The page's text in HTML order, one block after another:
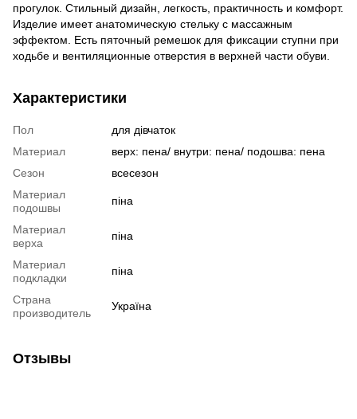
прогулок. Стильный дизайн, легкость, практичность и комфорт.
Изделие имеет анатомическую стельку с массажным
эффектом. Есть пяточный ремешок для фиксации ступни при
ходьбе и вентиляционные отверстия в верхней части обуви.
Характеристики
Пол
для дівчаток
Материал
верх: пена/ внутри: пена/ подошва: пена
Сезон
всесезон
Материал
подошвы
піна
Материал
верха
піна
Материал
подкладки
піна
Страна
производитель
Україна
Отзывы